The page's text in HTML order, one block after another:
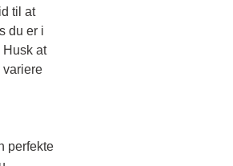
til at
du er i
Husk at
variere
perfekte